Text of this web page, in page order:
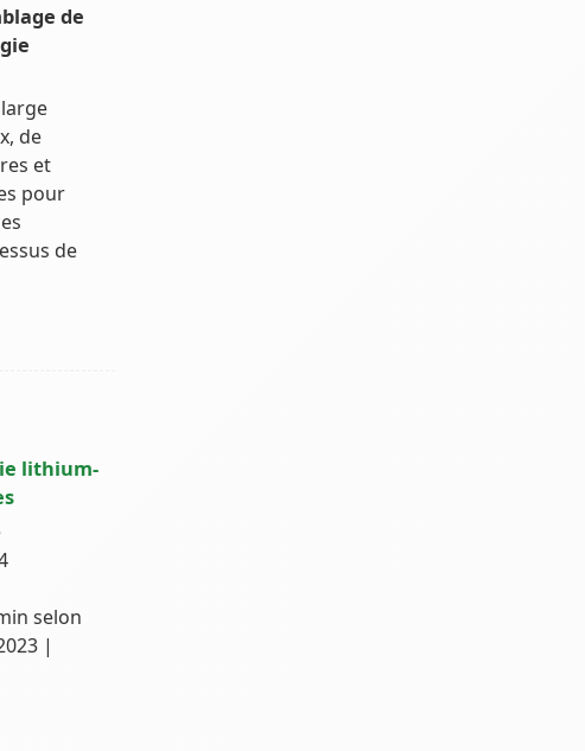
de
de
et
pour
de
lithium-
selon
|